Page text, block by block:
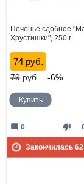
Печенье сдобное
Хрустишки", 250 г
74 руб.
79руб. -6%
Купить
thumb_down
mode_comment 0
Закончилась 62